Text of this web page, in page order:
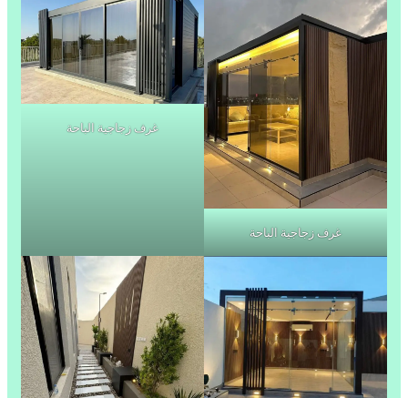
غرف زجاجية الباحة
غرف زجاجية الباحة